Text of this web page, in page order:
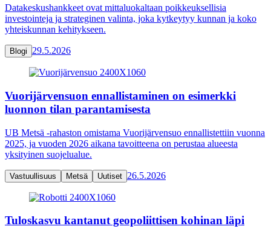
Datakeskushankkeet ovat mittaluokaltaan poikkeuksellisia
investointeja ja strateginen valinta, joka kytkeytyy kunnan ja koko
yhteiskunnan kehitykseen.
Blogi 29.5.2026
Vuorijärvensuon ennallistaminen on esimerkki
luonnon tilan parantamisesta
UB Metsä -rahaston omistama Vuorijärvensuo ennallistettiin vuonna
2025, ja vuoden 2026 aikana tavoitteena on perustaa alueesta
yksityinen suojelualue.
Vastuullisuus Metsä Uutiset 26.5.2026
Tuloskasvu kantanut geopoliittisen kohinan läpi